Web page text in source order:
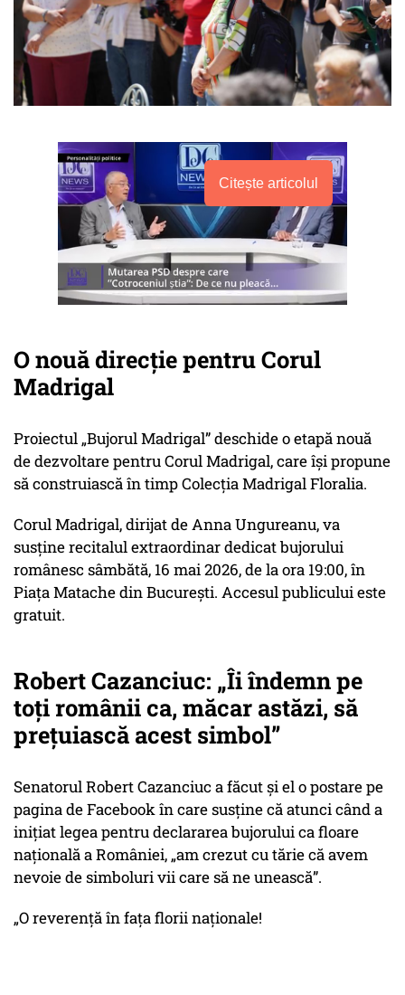
Citește articolul
O nouă direcție pentru Corul
Madrigal
Proiectul „Bujorul Madrigal”deschide o etapă nouă
de dezvoltare pentru Corul Madrigal, care își propune
să construiască în timp Colecția Madrigal Floralia.
Corul Madrigal, dirijat de Anna Ungureanu, va
susține recitalul extraordinar dedicat bujorului
românesc sâmbătă, 16 mai 2026, de la ora 19:00, în
Piața Matache din București. Accesul publicului este
gratuit.
Robert Cazanciuc: „Îi îndemn pe
toți românii ca, măcar astăzi, să
prețuiască acest simbol”
Senatorul Robert Cazanciuc a făcut și el o postare pe
pagina de Facebook în care susține că atunci când a
inițiat legea pentru declararea bujorului ca floare
națională a României, „am crezut cu tărie că avem
nevoie de simboluri vii care să ne unească”.
„O reverență în fața florii naționale!